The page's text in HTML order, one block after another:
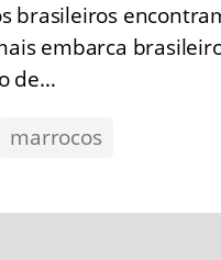
brasileiros
embarca
de…
marrocos